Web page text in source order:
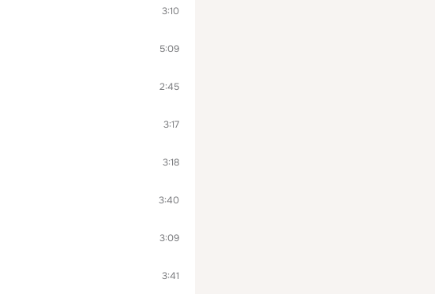
3:10
5:09
2:45
3:17
3:18
3:40
3:09
3:41